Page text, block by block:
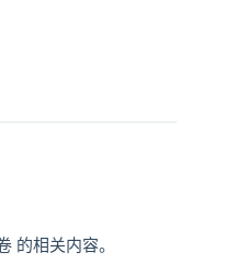
的相关内容。